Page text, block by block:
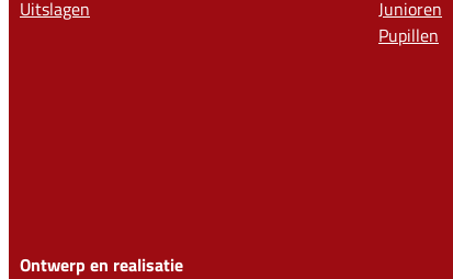
Uitslagen
Junioren
Pupillen
Ontwerp en realisatie